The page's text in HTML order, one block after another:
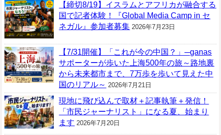
【締切8/19】イスラムとアフリカが融合する
国で記者体験！『Global Media Camp in セ
ネガル』参加者募集 2026年7月23日
【7/31開催】「これが今の中国？」─ganas
サポーターが歩いた上海500年の旅～路地裏
から未来都市まで、7万歩を歩いて見えた中
国のリアル～ 2026年7月21日
現地に飛び込んで取材＋記事執筆＋発信！
「市民ジャーナリスト」になる夏、始まり
ます 2026年7月20日